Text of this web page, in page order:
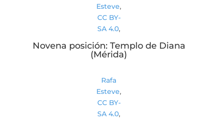
Esteve,
CC BY-
SA 4.0,
Novena posición: Templo de Diana
(Mérida)
Rafa
Esteve,
CC BY-
SA 4.0,